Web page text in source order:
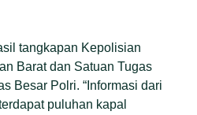
tangkapan Kepolisian
Barat dan Satuan Tugas
Besar Polri. “Informasi dari
puluhan kapal